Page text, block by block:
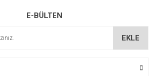
E-BÜLTEN
EKLE